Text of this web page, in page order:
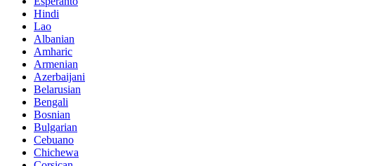
Hindi
Lao
Albanian
Amharic
Armenian
Azerbaijani
Belarusian
Bengali
Bosnian
Bulgarian
Cebuano
Chichewa